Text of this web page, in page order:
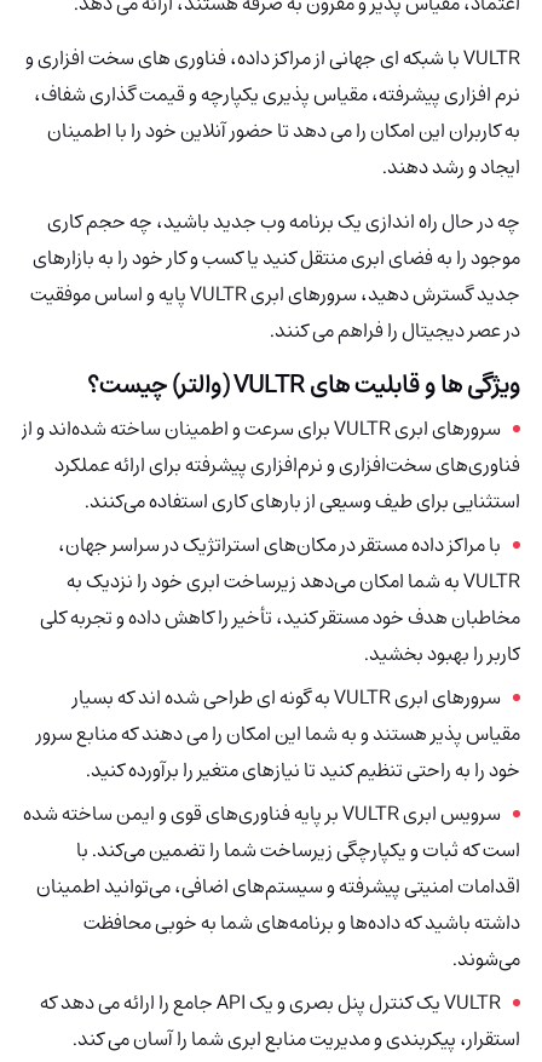
VULTRبا شبکه ای جهانی از مراکز داده، فناوری های سخت افزاری و
نرم افزاری پیشرفته، مقیاس پذیری یکپارچه و قیمت گذاری شفاف،
به کاربران این امکان را می دهد تا حضور آنلاین خود را با اطمینان
ایجاد و رشد دهند.
چه در حال راه اندازی یک برنامه وب جدید باشید، چه حجم کاری
موجود را به فضای ابری منتقل کنید یا کسب و کار خود را به بازارهای
جدید گسترش دهید، سرورهای ابری VULTR پایه و اساس موفقیت
در عصر دیجیتال را فراهم می کنند.
ویژگی ها و قابلیت های VULTR (والتر) چیست؟
سرورهای ابری VULTR برای سرعت و اطمینان ساخته شده‌اند و از
فناوری‌های سخت‌افزاری و نرم‌افزاری پیشرفته برای ارائه عملکرد
استثنایی برای طیف وسیعی از بارهای کاری استفاده می‌کنند.
با مراکز داده مستقر در مکان‌های استراتژیک در سراسر جهان،
VULTR به شما امکان می‌دهد زیرساخت ابری خود را نزدیک به
مخاطبان هدف خود مستقر کنید، تأخیر را کاهش داده و تجربه کلی
کاربر را بهبود بخشید.
سرورهای ابری VULTR به گونه ای طراحی شده اند که بسیار
مقیاس پذیر هستند و به شما این امکان را می دهند که منابع سرور
خود را به راحتی تنظیم کنید تا نیازهای متغیر را برآورده کنید.
سرویس ابری VULTR بر پایه فناوری‌های قوی و ایمن ساخته شده
است که ثبات و یکپارچگی زیرساخت شما را تضمین می‌کند. با
اقدامات امنیتی پیشرفته و سیستم‌های اضافی، می‌توانید اطمینان
داشته باشید که داده‌ها و برنامه‌های شما به خوبی محافظت
می‌شوند.
VULTR یک کنترل پنل بصری و یک API جامع را ارائه می دهد که
استقرار، پیکربندی و مدیریت منابع ابری شما را آسان می کند.